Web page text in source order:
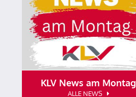
KLV News am Montag
ALLE NEWS